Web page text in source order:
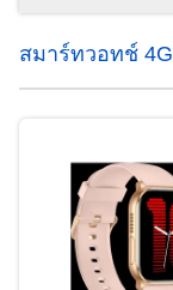
สมาร์ทวอทช์ 4G